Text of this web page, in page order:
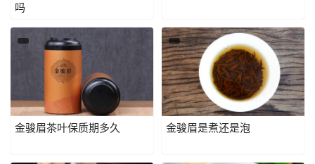
吗
金骏眉茶叶保质期多久 金骏眉是煮还是泡